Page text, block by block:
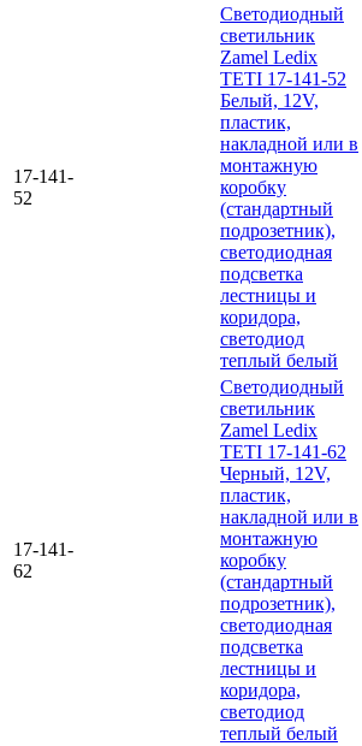
17-141-
52
Светодиодный
светильник
Zamel Ledix
TETI 17-141-52
Белый, 12V,
пластик,
накладной или в
монтажную
коробку
(стандартный
подрозетник),
светодиодная
подсветка
лестницы и
коридора,
светодиод
теплый белый
17-141-
62
Светодиодный
светильник
Zamel Ledix
TETI 17-141-62
Черный, 12V,
пластик,
накладной или в
монтажную
коробку
(стандартный
подрозетник),
светодиодная
подсветка
лестницы и
коридора,
светодиод
теплый белый